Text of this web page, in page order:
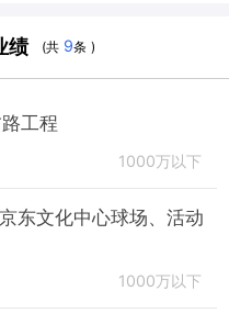
绩 (共 9条 )
工程
1000万以下
东文化中心球场、活动
1000万以下